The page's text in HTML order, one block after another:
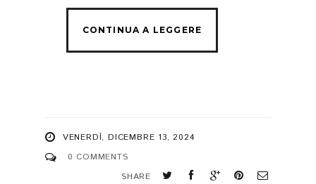
VENERDÌ, DICEMBRE 13, 2024
0 COMMENTS
SHARE